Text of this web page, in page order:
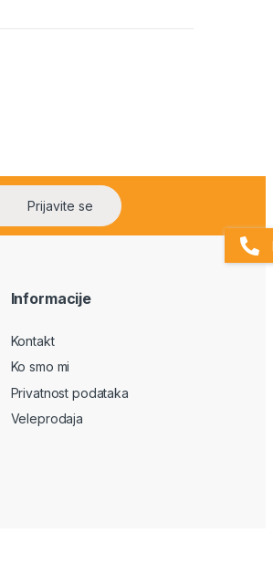
Prijavite se
Informacije
Kontakt
Ko smo mi
Privatnost podataka
Veleprodaja